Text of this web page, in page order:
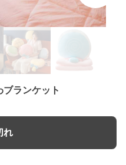
ブランケット
れ